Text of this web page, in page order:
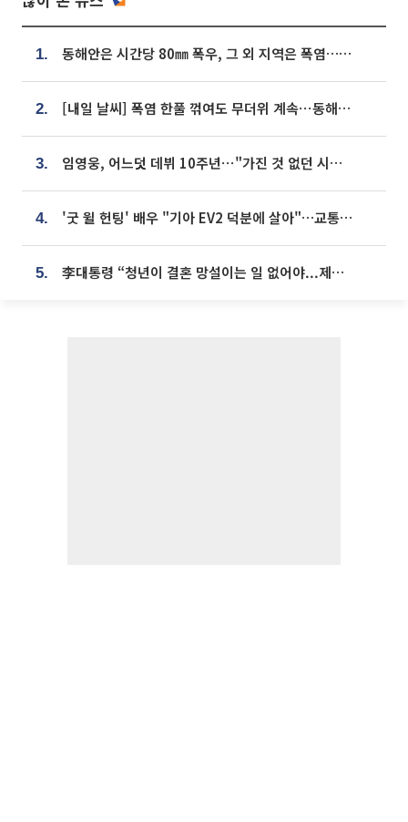
1. 동해안은 시간당 80㎜ 폭우, 그 외 지역은 폭염…‘극과 극 날씨’
2. [내일 날씨] 폭염 한풀 꺾여도 무더위 계속⋯동해안 이틀 연속 비
3. 임영웅, 어느덧 데뷔 10주년⋯"가진 것 없던 시절, 내 앞엔 20명의 팬뿐"
4. '굿 윌 헌팅' 배우 "기아 EV2 덕분에 살아"…교통사고 후 안전성 극찬
5. 李대통령 “청년이 결혼 망설이는 일 없어야...제도상 불이익 조사”